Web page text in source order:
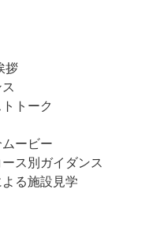
拶
トーク
ービー
ス別ガイダンス
る施設見学